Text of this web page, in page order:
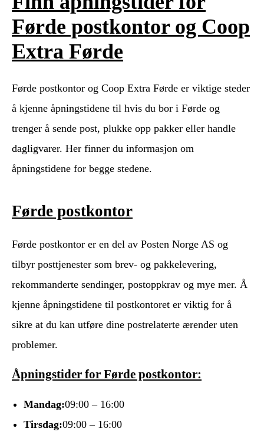
Førde postkontor og Coop
Extra Førde
Førde postkontor og Coop Extra Førde er viktige steder
å kjenne åpningstidene til hvis du bor i Førde og
trenger å sende post, plukke opp pakker eller handle
dagligvarer. Her finner du informasjon om
åpningstidene for begge stedene.
Førde postkontor
Førde postkontor er en del av Posten Norge AS og
tilbyr posttjenester som brev- og pakkelevering,
rekommanderte sendinger, postoppkrav og mye mer. Å
kjenne åpningstidene til postkontoret er viktig for å
sikre at du kan utføre dine postrelaterte ærender uten
problemer.
Åpningstider for Førde postkontor:
Mandag:09:00 – 16:00
Tirsdag:09:00 – 16:00